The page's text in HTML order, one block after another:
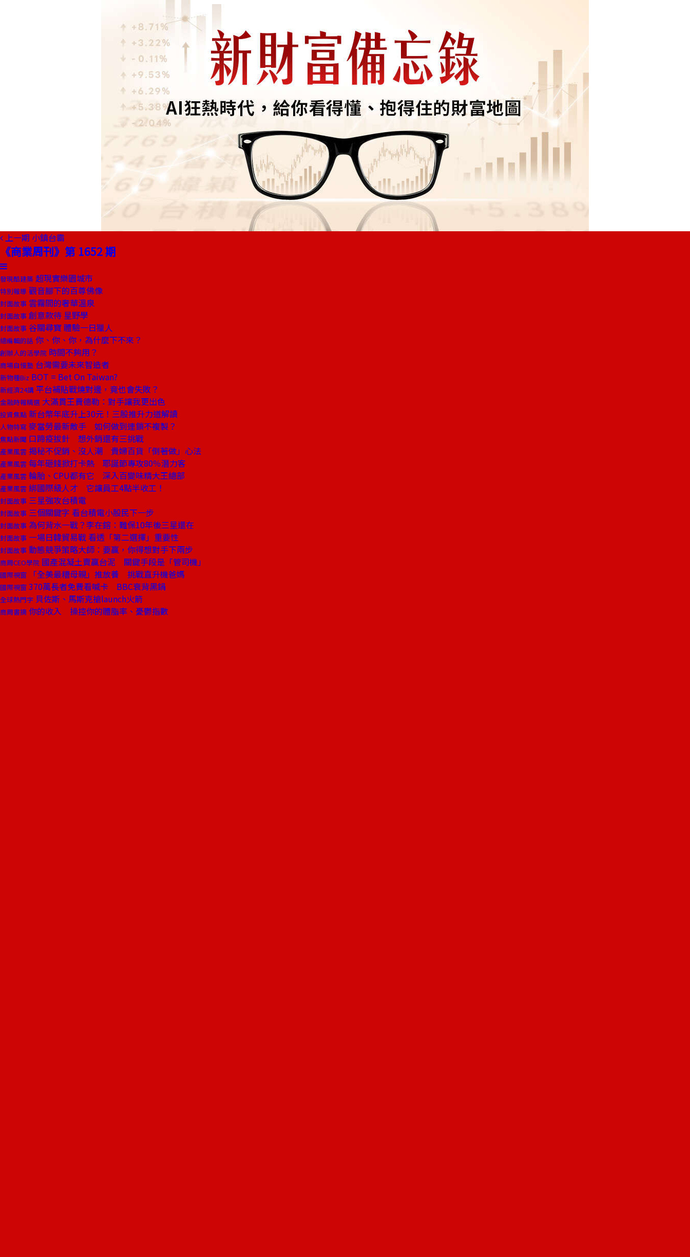
上一期 小鎮台霸
《商業周刊》第 1652 期
發現酷建築 超現實樂園城市
特別報導 觀音腳下的百尊佛像
封面故事 雲霧間的奢華溫泉
封面故事 創意款待 星野學
封面故事 谷關尋寶 體驗一日獵人
總編輯的話 你、你、你，為什麼下不來？
創辦人的活學院 時間不夠用？
商場自慢塾 台灣需要未來智造者
新物種Biz BOT = Bet On Taiwan?
新經濟24講 平台補貼戰燒對邊，竟也會失敗？
金融時報精選 大滿貫王費德勒：對手讓我更出色
投資焦點 新台幣年底升上30元！三股推升力道解讀
人物特寫 麥當勞最新敵手 如何做到連鎖不複製？
焦點新聞 口蹄疫拔針 想外銷還有三挑戰
產業風雲 揭秘不促銷、沒人潮 貴婦百貨「倒著做」心法
產業風雲 每年砸錢掀打卡熱 耶誕節專攻80％潛力客
產業風雲 輪胎、CPU都有它 深入百變味精大王總部
產業風雲 綁國際級人才 它讓員工4點半收工！
封面故事 三星強攻台積電
封面故事 三個關鍵字 看台積電小股民下一步
封面故事 為何背水一戰？李在鎔：難保10年後三星還在
封面故事 一場日韓貿易戰 看透「第二選擇」重要性
封面故事 動態競爭策略大師：要贏，你得想對手下兩步
商周CEO學院 國產混凝土賣贏台泥 關鍵手段是「管司機」
國際視窗 「全美最糟母親」推放養 挑戰直升機爸媽
國際視窗 370萬長者免費看喊卡 BBC衰背黑鍋
全球熱門字 貝佐斯、馬斯克搶launch火箭
商周書摘 你的收入 操控你的體脂率、憂鬱指數